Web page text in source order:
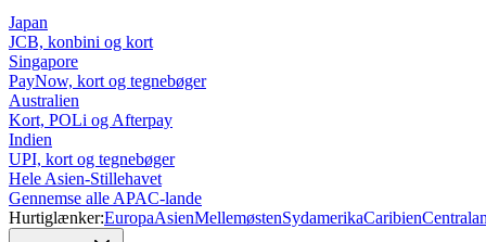
Japan
JCB, konbini og kort
Singapore
PayNow, kort og tegnebøger
Australien
Kort, POLi og Afterpay
Indien
UPI, kort og tegnebøger
Hele Asien-Stillehavet
Gennemse alle APAC-lande
Hurtiglænker:EuropaAsienMellemøstenSydamerikaCaribien